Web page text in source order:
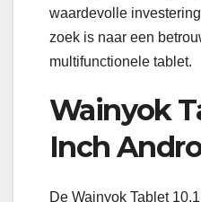
waardevolle
zoek is naar een
multifunctionele tablet.
Wainyok
Inch
De Wainyok Tablet